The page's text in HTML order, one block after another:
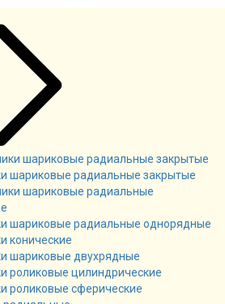
шариковые радиальные закрытые
шариковые радиальные однорядные
конические
шариковые двухрядные
роликовые цилиндрические
роликовые сферические